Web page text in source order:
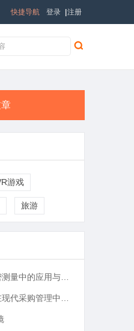
登录 注册
快捷导航
游戏
旅游